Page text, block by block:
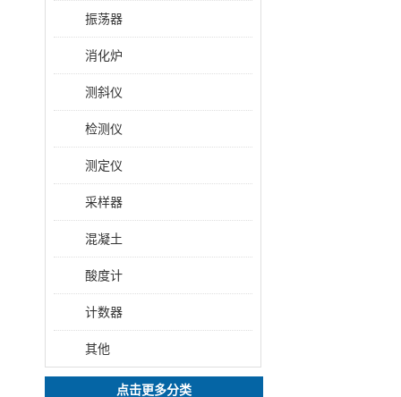
振荡器
消化炉
测斜仪
检测仪
测定仪
采样器
混凝土
酸度计
计数器
其他
点击更多分类